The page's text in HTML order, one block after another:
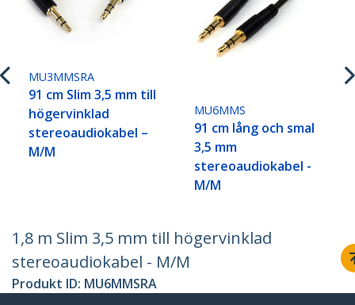
MU3MMSRA
91 cm Slim 3,5 mm till
högervinklad
stereoaudiokabel –
M/M
MU6MMS
91 cm lång och smal
3,5 mm
stereoaudiokabel -
M/M
1,8 m Slim 3,5 mm till högervinklad
stereoaudiokabel - M/M
Produkt ID: MU6MMSRA